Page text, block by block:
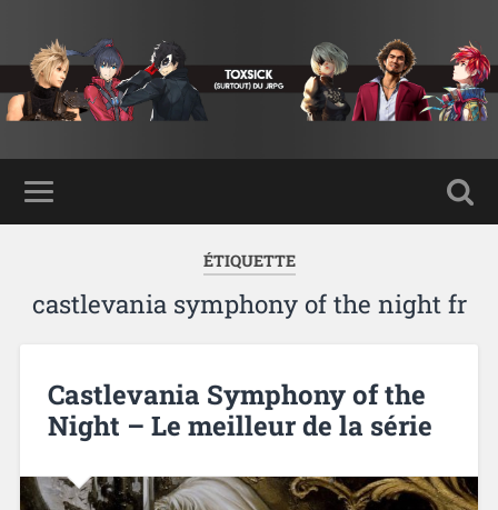
ÉTIQUETTE
castlevania symphony of the night fr
Castlevania Symphony of the
Night – Le meilleur de la série